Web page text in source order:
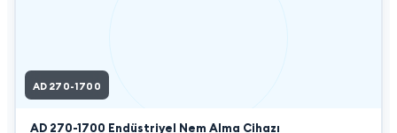
AD 270-1700
AD 270-1700 Endüstriyel Nem Alma Cihazı